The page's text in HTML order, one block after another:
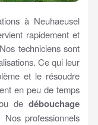
à Neuhaeusel
rapidement et
techniciens sont
Ce qui leur
et le résoudre
en peu de temps
de débouchage
professionnels